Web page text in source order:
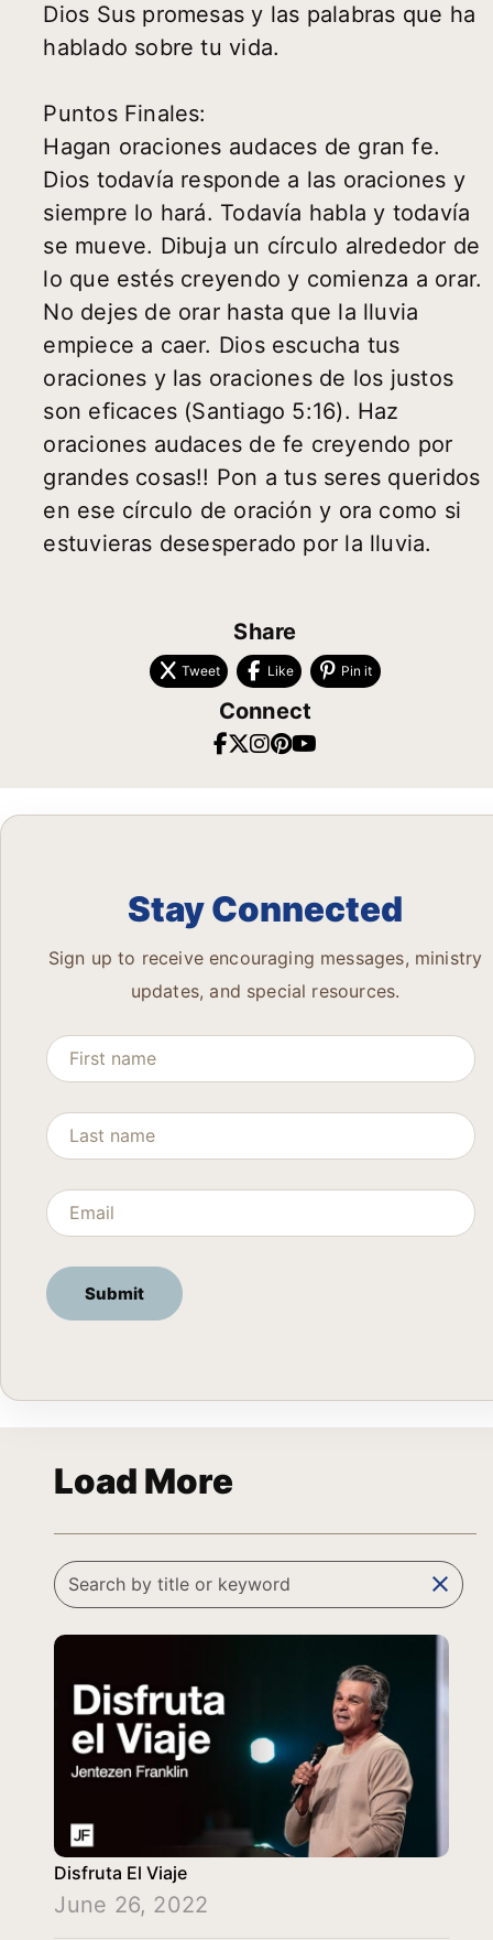
Dios Sus promesas y las palabras que ha
hablado sobre tu vida.
Puntos Finales:
Hagan oraciones audaces de gran fe.
Dios todavía responde a las oraciones y
siempre lo hará. Todavía habla y todavía
se mueve. Dibuja un círculo alrededor de
lo que estés creyendo y comienza a orar.
No dejes de orar hasta que la lluvia
empiece a caer. Dios escucha tus
oraciones y las oraciones de los justos
son eficaces (Santiago 5:16). Haz
oraciones audaces de fe creyendo por
grandes cosas!! Pon a tus seres queridos
en ese círculo de oración y ora como si
estuvieras desesperado por la lluvia.
Share
Tweet Like Pin it
Connect
Stay Connected
Sign up to receive encouraging messages, ministry
updates, and special resources.
Load More
clear
Disfruta El Viaje
June 26, 2022